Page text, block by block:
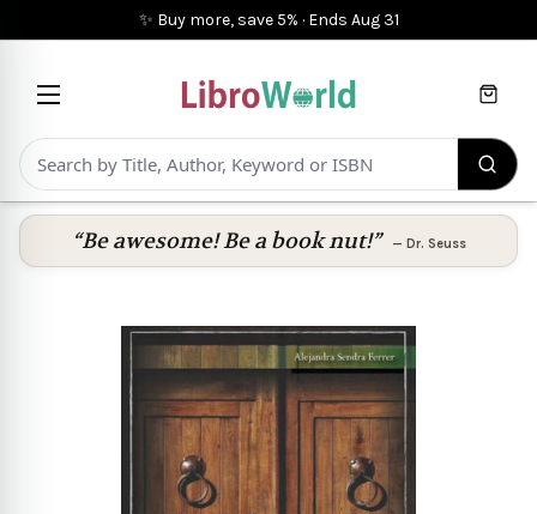
✨ Buy more, save 5% · Ends Aug 31
Cart
“Be awesome! Be a book nut!” — Dr. Seuss